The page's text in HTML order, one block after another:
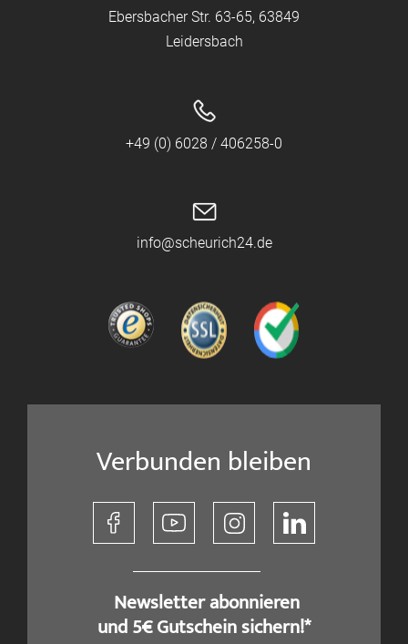
Ebersbacher Str. 63-65, 63849
Leidersbach
+49 (0) 6028 / 406258-0
info@scheurich24.de
Verbunden bleiben
​ Newsletter abonnieren
und 5€ Gutschein sichern!*